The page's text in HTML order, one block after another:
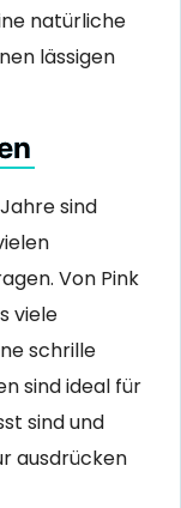
natürliche
lässigen
sind
Von Pink
viele
schrille
sind ideal für
sind und
ausdrücken